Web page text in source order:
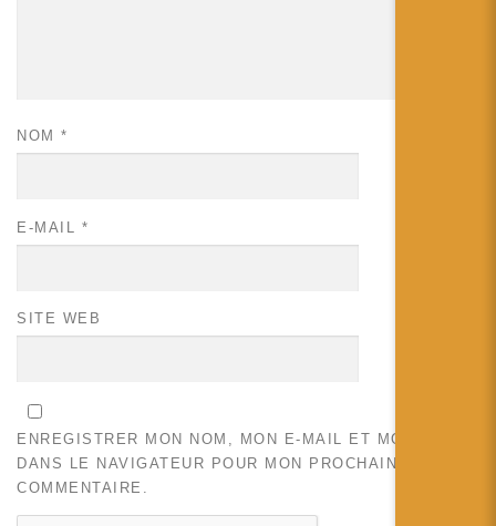
NOM *
E-MAIL *
SITE WEB
ENREGISTRER MON NOM, MON E-MAIL ET MON SITE
DANS LE NAVIGATEUR POUR MON PROCHAIN
COMMENTAIRE.